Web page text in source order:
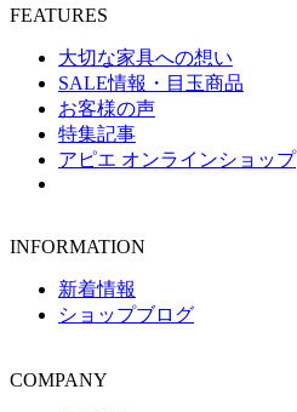
FEATURES
大切な家具への想い
SALE情報・目玉商品
お客様の声
特集記事
アピエ オンラインショップ
INFORMATION
新着情報
ショップブログ
COMPANY